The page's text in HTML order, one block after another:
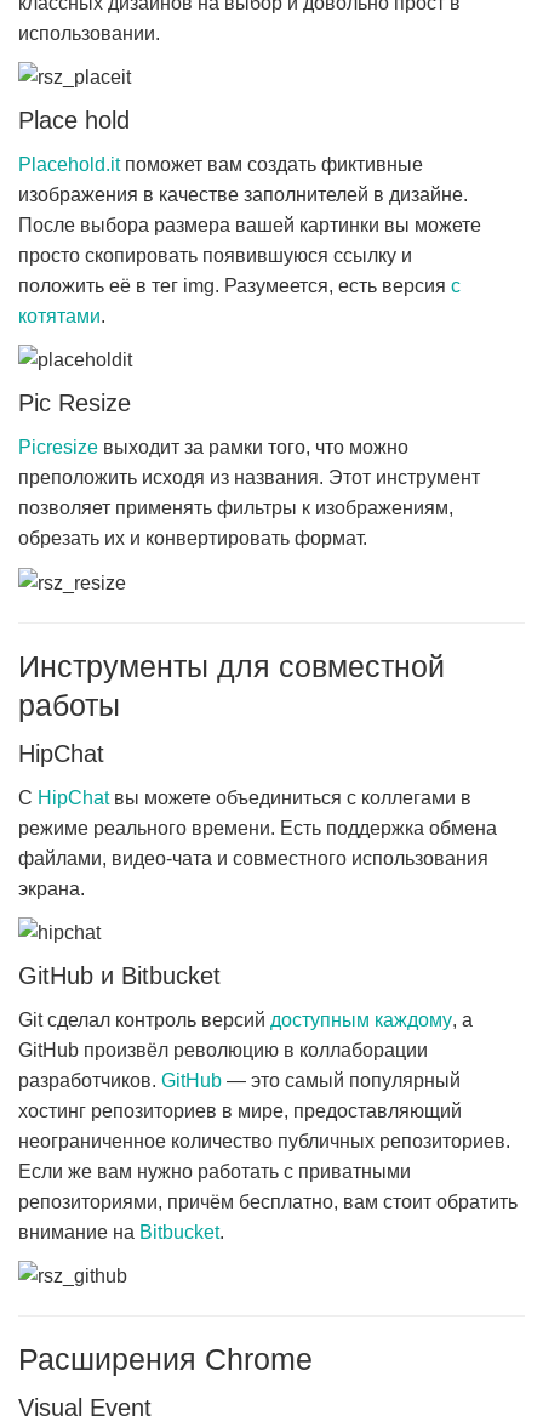
использовании.
Place hold
Placehold.itпоможет вам создать фиктивные
изображения в качестве заполнителей в дизайне.
После выбора размера вашей картинки вы можете
просто скопировать появившуюся ссылку и
положить её в тег img. Разумеется, есть версия с
котятами.
Pic Resize
Picresize выходит за рамки того, что можно
преположить исходя из названия. Этот инструмент
позволяет применять фильтры к изображениям,
обрезать их и конвертировать формат.
Инструменты для совместной
работы
HipChat
С HipChatвы можете объединиться с коллегами в
режиме реального времени. Есть поддержка обмена
файлами, видео-чата и совместного использования
экрана.
GitHub и Bitbucket
Git сделал контроль версий доступным каждому, а
GitHub произвёл революцию в коллаборации
разработчиков. GitHub — это самый популярный
хостинг репозиториев в мире, предоставляющий
неограниченное количество публичных репозиториев.
Если же вам нужно работать с приватными
репозиториями, причём бесплатно, вам стоит обратить
внимание на Bitbucket.
Расширения Chrome
Visual Event